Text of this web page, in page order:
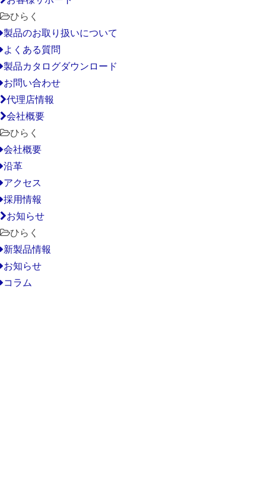
ひらく
製品のお取り扱いについて
よくある質問
製品カタログダウンロード
お問い合わせ
代理店情報
会社概要
ひらく
会社概要
沿革
アクセス
採用情報
お知らせ
ひらく
新製品情報
お知らせ
コラム